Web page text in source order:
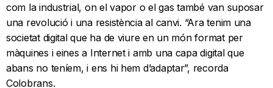
com la industrial, on el vapor o el gas també van suposar
una revolució i una resistència al canvi. “Ara tenim una
societat digital que ha de viure en un món format per
màquines i eines a Internet i amb una capa digital que
abans no teníem, i ens hi hem d’adaptar”, recorda
Colobrans.